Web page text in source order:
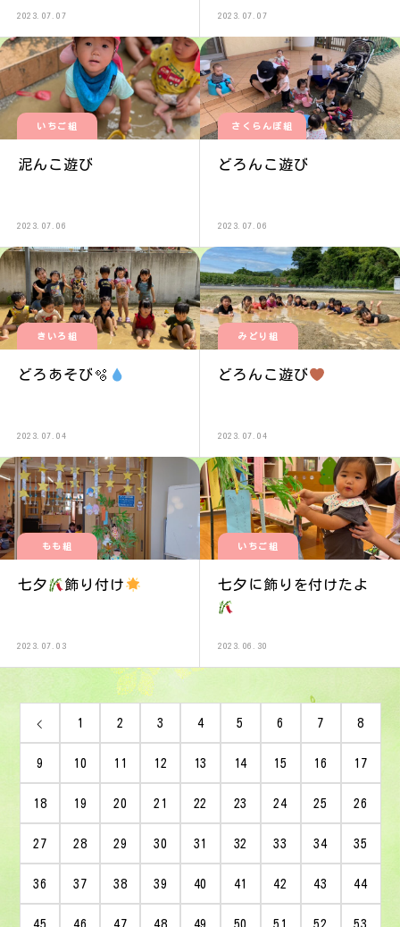
2023.07.07 2023.07.07
いちご組
泥んこ遊び
2023.07.06
さくらんぼ組
どろんこ遊び
2023.07.06
きいろ組
どろあそび🫧
2023.07.04
みどり組
どろんこ遊び
2023.07.04
もも組
七夕 飾り付け
2023.07.03
いちご組
七夕に飾りを付けたよ
2023.06.30
1 2 3 4 5 6 7 8
9 10 11 12 13 14 15 16 17
18 19 20 21 22 23 24 25 26
27 28 29 30 31 32 33 34 35
36 37 38 39 40 41 42 43 44
45 46 47 48 49 50 51 52 53